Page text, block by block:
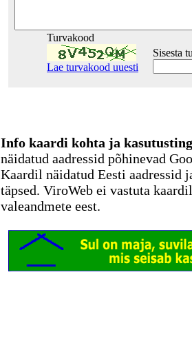
Turvakood
Lae turvakood uuesti
Sisesta
Info kaardi kohta ja
näidatud aadressid põhinevad
Kaardil näidatud Eesti aadressid
täpsed. ViroWeb ei vastuta
valeandmete eest.